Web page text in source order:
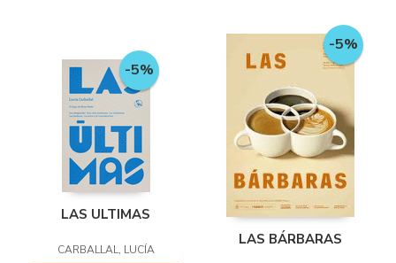
-5%
LAS ULTIMAS
CARBALLAL, LUCÍA
-5%
LAS BÁRBARAS